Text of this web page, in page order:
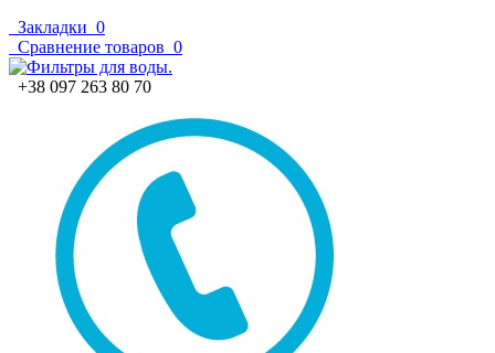
Закладки 0
Сравнение товаров 0
+38 097 263 80 70